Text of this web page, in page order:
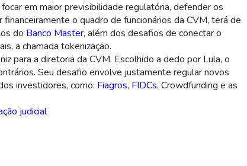
em maior previsibilidade regulatória, defender os
o quadro de funcionários da CVM, terá de
do Banco Master, além dos desafios de conectar o
a chamada tokenização.
para a diretoria da CVM. Escolhido a dedo por Lula, o
Seu desafio envolve justamente regular novos
investidores, como: Fiagros, FIDCs, Crowdfunding e as
judicial